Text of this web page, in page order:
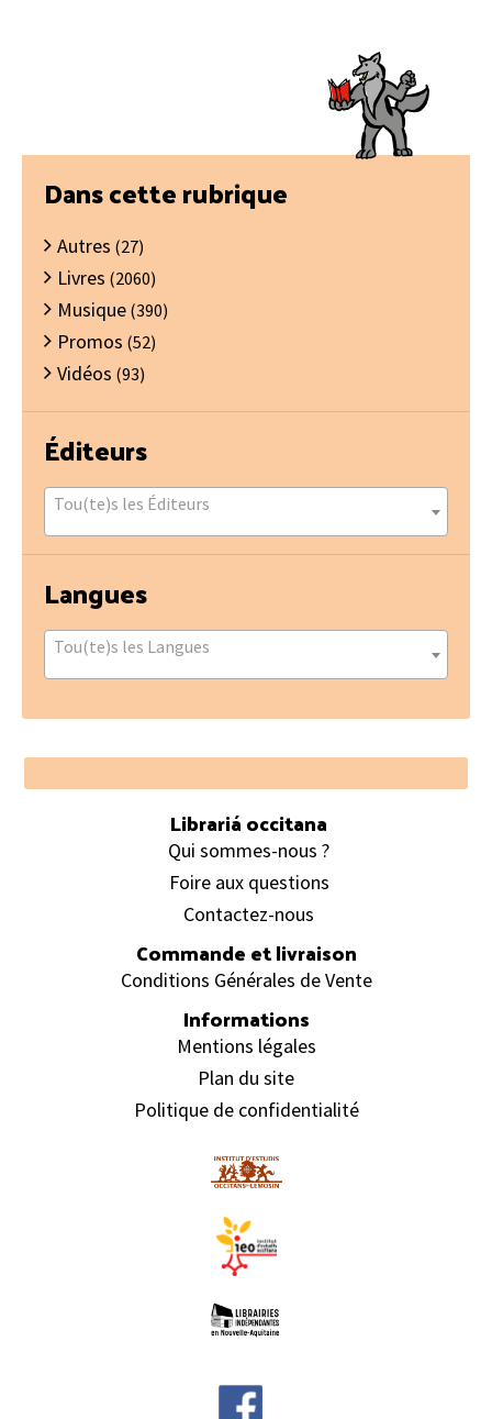
Barre
latérale
principale
Dans cette rubrique
Autres (27)
Livres (2060)
Musique (390)
Promos (52)
Vidéos (93)
Éditeurs
Tou(te)s les Éditeurs
Langues
Tou(te)s les Langues
Footer
Librariá occitana
Qui sommes-nous ?
Foire aux questions
Contactez-nous
Commande et livraison
Conditions Générales de Vente
Informations
Mentions légales
Plan du site
Politique de confidentialité